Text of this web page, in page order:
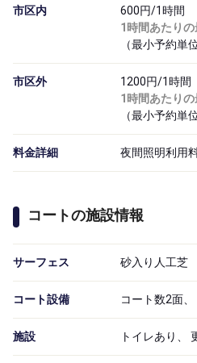
市区内
600円/1時間
1時間あたり
（最小予約単
市区外
1200円/1時間
1時間あたり
（最小予約単
料金詳細 夜間照明利用
コートの施設情報
サーフェス 砂入り人工芝
コート設備 コート数2面、
施設 トイレあり、